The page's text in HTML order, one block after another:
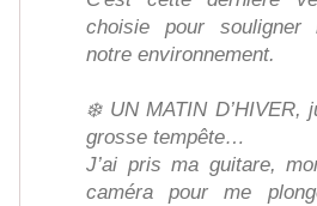
choisie pour
notre environnement.
❄️ UN MATIN D’HIVER,
grosse tempête…
J’ai pris ma guitare,
caméra pour me